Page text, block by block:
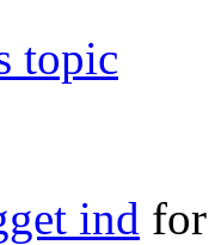
topic
ind for